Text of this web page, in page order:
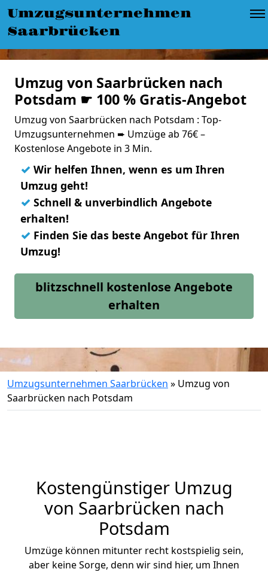
Umzugsunternehmen
Saarbrücken
Umzug von Saarbrücken nach
Potsdam ☛ 100 % Gratis-Angebot
Umzug von Saarbrücken nach Potsdam : Top-
Umzugsunternehmen ➨ Umzüge ab 76€ –
Kostenlose Angebote in 3 Min.
✓ Wir helfen Ihnen, wenn es um Ihren
Umzug geht!
✓ Schnell & unverbindlich Angebote
erhalten!
✓ Finden Sie das beste Angebot für Ihren
Umzug!
blitzschnell kostenlose Angebote
erhalten
Umzugsunternehmen Saarbrücken » Umzug von
Saarbrücken nach Potsdam
Kostengünstiger Umzug
von Saarbrücken nach
Potsdam
Umzüge können mitunter recht kostspielig sein,
aber keine Sorge, denn wir sind hier, um Ihnen